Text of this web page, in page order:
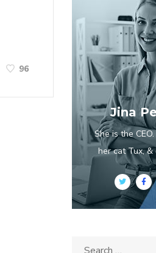
96
Jina
She is the
her cat Tux, &
Search